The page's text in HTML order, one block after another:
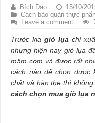
Bích Dao
15/10/
Cách bảo quản thực
Leave a comment
Trước kiagiò lụa chỉ
nhưng hiện nay giò lụa
mâm cơm và được rất
cách nào để chọn được
chất và hàn the thì
cách chọn mua giò lụa